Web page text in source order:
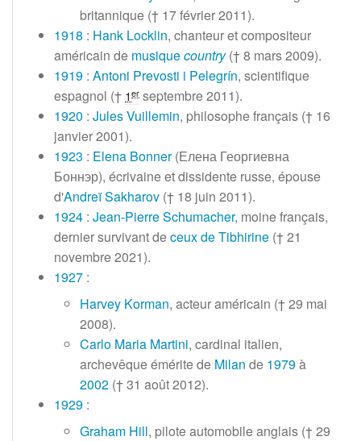
britannique († 17 février 2011).
1918 : Hank Locklin, chanteur et compositeur
américain de musiquecountry(†8 mars 2009).
1919 : Antoni Prevosti i Pelegrín, scientifique
espagnol († 1 er septembre 2011).
1920 : Jules Vuillemin, philosophe français († 16
janvier 2001).
1923 : Elena Bonner(Елена Георгиевна
Боннэр), écrivaine et dissidente russe, épouse
d'Andreï Sakharov († 18 juin 2011).
1924 : Jean-Pierre Schumacher, moine français,
dernier survivant deceux de Tibhirine (†21
novembre 2021).
1927 :
Harvey Korman, acteur américain (†29 mai
2008).
Carlo Maria Martini, cardinal italien,
archevêque émérite de Milan de 1979à
2002 (†31 août 2012).
1929 :
Graham Hill, pilote automobile anglais (†29